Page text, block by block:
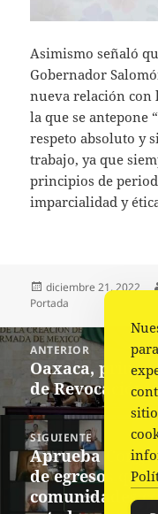
Asimismo señaló
Gobernador
nueva relación con
la que se antepone
respeto absoluto y
trabajo, ya que
principios de
imparcialidad y
Publicado
el
diciembre 21, 2022
Portada
Navegación
entradas
ANTERIOR
Entrada
anterior:
Oaxaca, primer
de Revocación
SIGUIENTE
Siguiente
entrada:
Aprueba
de egresos que
comunidades